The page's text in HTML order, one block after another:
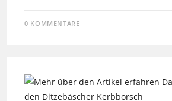
0 KOMMENTARE